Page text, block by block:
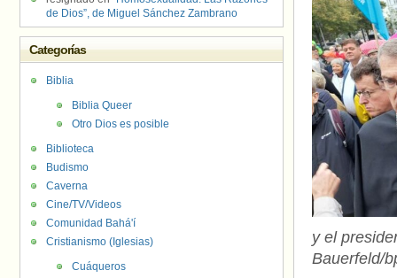
y el
Bauerfeld/
de Dios”, de Miguel Sánchez Zambrano
Categorías
Biblia
Biblia Queer
Otro Dios es posible
Biblioteca
Budismo
Caverna
Cine/TV/Videos
Comunidad Bahá'í
Cristianismo (Iglesias)
Cuáqueros